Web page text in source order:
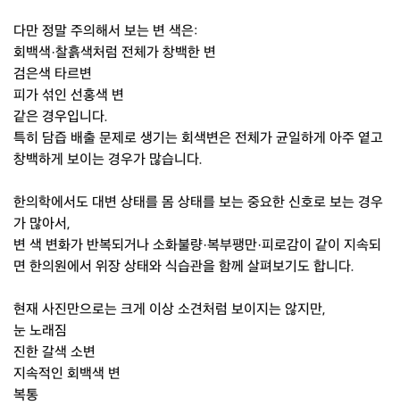
다만 정말 주의해서 보는 변 색은:
회백색·찰흙색처럼 전체가 창백한 변
검은색 타르변
피가 섞인 선홍색 변
같은 경우입니다.
특히 담즙 배출 문제로 생기는 회색변은 전체가 균일하게 아주 옅고
창백하게 보이는 경우가 많습니다.
한의학에서도 대변 상태를 몸 상태를 보는 중요한 신호로 보는 경우
가 많아서,
변 색 변화가 반복되거나 소화불량·복부팽만·피로감이 같이 지속되
면 한의원에서 위장 상태와 식습관을 함께 살펴보기도 합니다.
현재 사진만으로는 크게 이상 소견처럼 보이지는 않지만,
눈 노래짐
진한 갈색 소변
지속적인 회백색 변
복통